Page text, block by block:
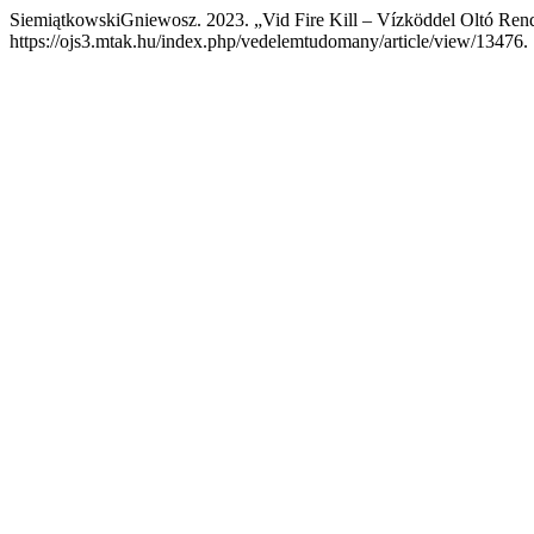
SiemiątkowskiGniewosz. 2023. „Vid Fire Kill – Vízköddel Oltó
https://ojs3.mtak.hu/index.php/vedelemtudomany/article/view/13476.